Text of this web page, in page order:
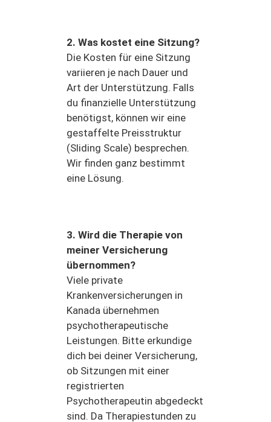
2. Was kostet eine Sitzung?
Die Kosten für eine Sitzung
variieren je nach Dauer und
Art der Unterstützung. Falls
du finanzielle Unterstützung
benötigst, können wir eine
gestaffelte Preisstruktur
(Sliding Scale) besprechen.
Wir finden ganz bestimmt
eine Lösung.
3. Wird die Therapie von
meiner Versicherung
übernommen?
Viele private
Krankenversicherungen in
Kanada übernehmen
psychotherapeutische
Leistungen. Bitte erkundige
dich bei deiner Versicherung,
ob Sitzungen mit einer
registrierten
Psychotherapeutin abgedeckt
sind. Da Therapiestunden zu